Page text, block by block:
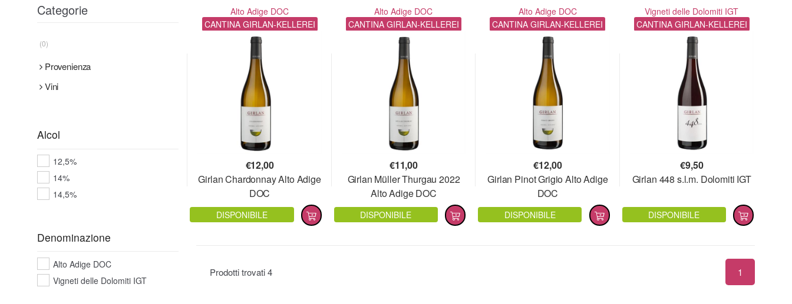
Alto Adige DOC
CANTINA GIRLAN-KELLEREI
€12,00
Girlan Chardonnay Alto Adige
DOC
DISPONIBILE
Alto Adige DOC
CANTINA GIRLAN-KELLEREI
€11,00
Girlan Müller Thurgau 2022
Alto Adige DOC
DISPONIBILE
Alto Adige DOC
CANTINA GIRLAN-KELLEREI
€12,00
Girlan Pinot Grigio Alto Adige
DOC
DISPONIBILE
Vigneti delle Dolomiti IGT
CANTINA GIRLAN-KELLEREI
€9,50
Girlan 448 s.l.m. Dolomiti IGT
DISPONIBILE
Prodotti trovati4 1
Categorie
(0)
Provenienza
Vini
Alcol
12,5%
14%
14,5%
Denominazione
Alto Adige DOC
Vigneti delle Dolomiti IGT